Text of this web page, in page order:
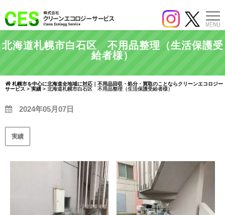
北海道札幌市白石区 不用品整理（生活保護受
給者様）
札幌市を中心に北海道全地域に対応｜不用品回収・処分・買取のことならクリーンエコロジー
サービス > 実績 > 北海道札幌市白石区 不用品整理（生活保護受給者様）
2024年05月07日
実績